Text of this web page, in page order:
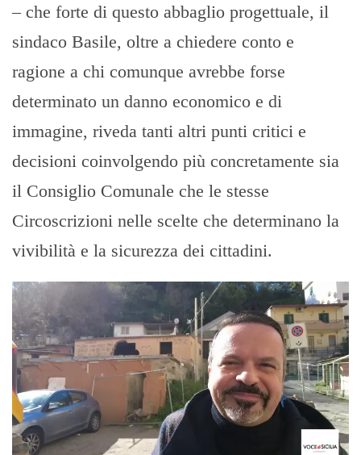
– che forte di questo abbaglio progettuale, il
sindaco Basile, oltre a chiedere conto e
ragione a chi comunque avrebbe forse
determinato un danno economico e di
immagine, riveda tanti altri punti critici e
decisioni coinvolgendo più concretamente sia
il Consiglio Comunale che le stesse
Circoscrizioni nelle scelte che determinano la
vivibilità e la sicurezza dei cittadini.